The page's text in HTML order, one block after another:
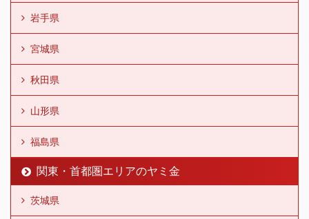
岩手県
宮城県
秋田県
山形県
福島県
関東・首都圏エリアのヤミ金
茨城県